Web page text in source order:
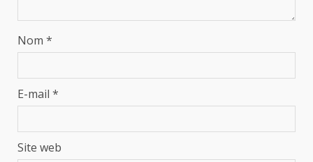
Nom *
E-mail *
Site web